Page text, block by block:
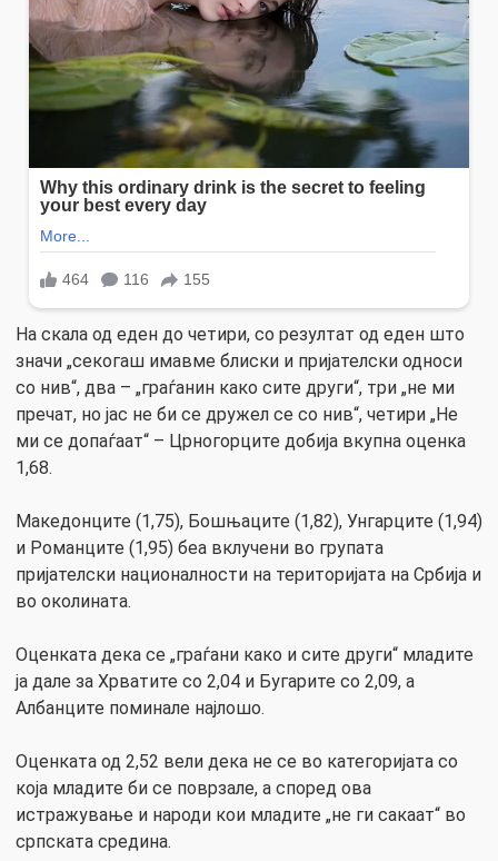
На скала од еден до четири, со резултат од еден што
значи „секогаш имавме блиски и пријателски односи
со нив“, два – „граѓанин како сите други“, три „не ми
пречат, но јас не би се дружел се со нив“, четири „Не
ми се допаѓаат“ – Црногорците добија вкупна оценка
1,68.
Македонците (1,75), Бошњаците (1,82), Унгарците (1,94)
и Романците (1,95) беа вклучени во групата
пријателски националности на територијата на Србија и
во околината.
Оценката дека се „граѓани како и сите други“ младите
ја дале за Хрватите со 2,04 и Бугарите со 2,09, а
Албанците поминале најлошо.
Оценката од 2,52 вели дека не се во категоријата со
која младите би се поврзале, а според ова
истражување и народи кои младите „не ги сакаат“ во
српската средина.